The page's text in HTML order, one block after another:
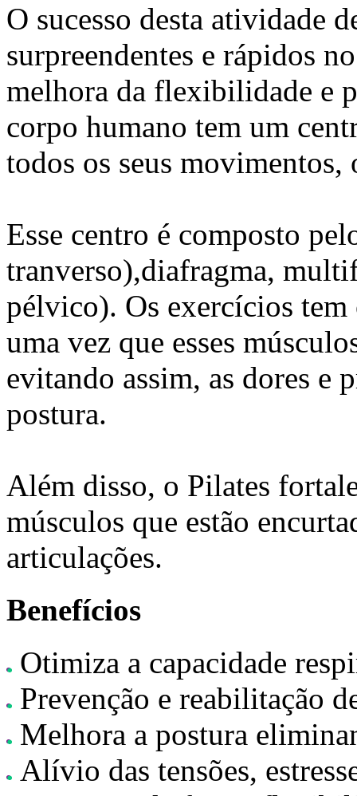
O sucesso desta atividade
surpreendentes e rápidos
melhora da flexibilidade e
corpo humano tem um
todos os seus movimentos,
Esse centro é composto
tranverso),diafragma,
pélvico). Os exercícios
uma vez que esses
evitando assim, as dores e
postura.
Além disso, o Pilates
músculos que estão
articulações.
Benefícios
Otimiza a capacidade
Prevenção e reabilitação
Melhora a postura
Alívio das tensões,